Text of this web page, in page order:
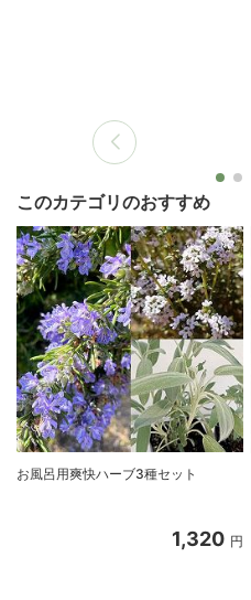
このカテゴリのおすすめ
お風呂用爽快ハーブ3種セット
1,320 円